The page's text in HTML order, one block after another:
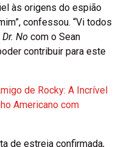
às origens do espião
confessou. “Vi todos
Dr. No com o Sean
contribuir para este
de Rocky: A Incrível
Americano com
de estreia confirmada,